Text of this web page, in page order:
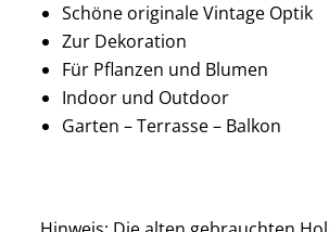
Schöne originale Vintage Optik
Zur Dekoration
Für Pflanzen und Blumen
Indoor und Outdoor
Garten – Terrasse – Balkon